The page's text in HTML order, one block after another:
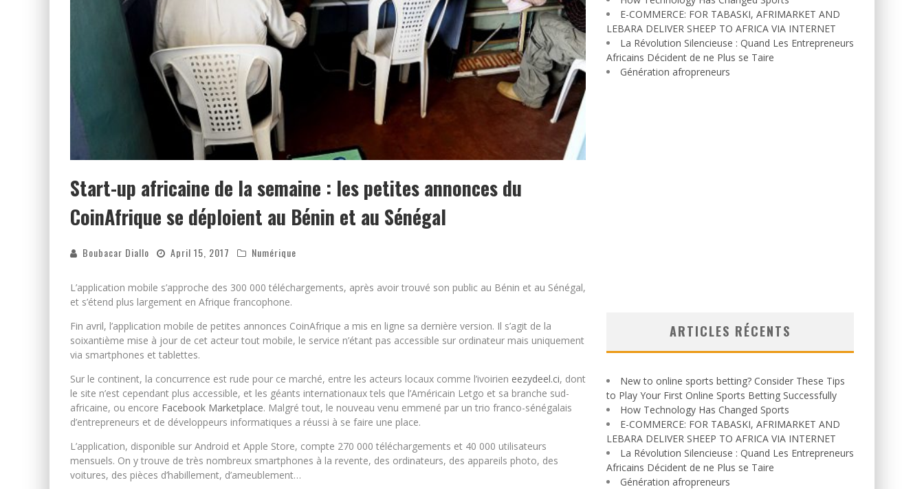
Start-up africaine de la semaine : les petites annonces du
CoinAfrique se déploient au Bénin et au Sénégal
Boubacar Diallo April 15, 2017 Numérique
L’application mobile s’approche des 300 000 téléchargements, après avoir trouvé son public au Bénin et au Sénégal,
et s’étend plus largement en Afrique francophone.
Fin avril, l’application mobile de petites annonces CoinAfrique a mis en ligne sa dernière version. Il s’agit de la
soixantième mise à jour de cet acteur tout mobile, le service n’étant pas accessible sur ordinateur mais uniquement
via smartphones et tablettes.
Sur le continent, la concurrence est rude pour ce marché, entre les acteurs locaux comme l’ivoirien eezydeel.ci, dont
le site n’est cependant plus accessible, et les géants internationaux tels que l’Américain Letgo et sa branche sud-
africaine, ou encore Facebook Marketplace. Malgré tout, le nouveau venu emmené par un trio franco-sénégalais
d’entrepreneurs et de développeurs informatiques a réussi à se faire une place.
L’application, disponible sur Android et Apple Store, compte 270 000 téléchargements et 40 000 utilisateurs
mensuels. On y trouve de très nombreux smartphones à la revente, des ordinateurs, des appareils photo, des
voitures, des pièces d’habillement, d’ameublement…
E-COMMERCE: FOR TABASKI, AFRIMARKET AND
LEBARA DELIVER SHEEP TO AFRICA VIA INTERNET
La Révolution Silencieuse : Quand Les Entrepreneurs
Africains Décident de ne Plus se Taire
Génération afropreneurs
ARTICLES RÉCENTS
New to online sports betting? Consider These Tips
to Play Your First Online Sports Betting Successfully
How Technology Has Changed Sports
E-COMMERCE: FOR TABASKI, AFRIMARKET AND
LEBARA DELIVER SHEEP TO AFRICA VIA INTERNET
La Révolution Silencieuse : Quand Les Entrepreneurs
Africains Décident de ne Plus se Taire
Génération afropreneurs